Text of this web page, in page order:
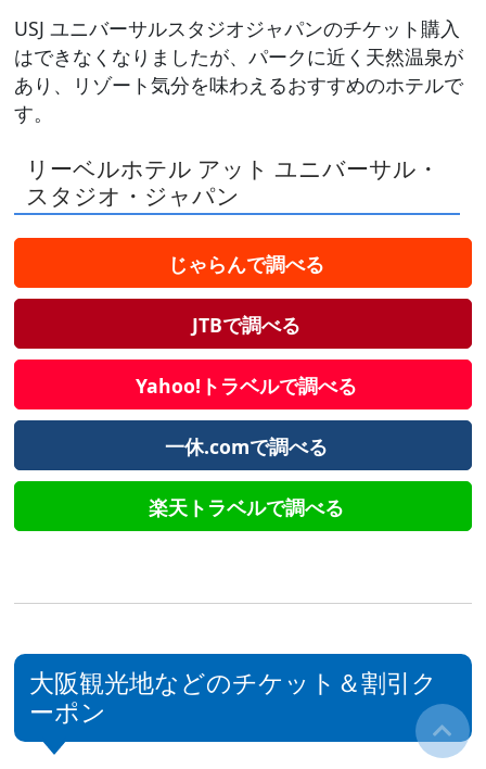
USJ ユニバーサルスタジオジャパンのチケット購入
はできなくなりましたが、パークに近く天然温泉が
あり、リゾート気分を味わえるおすすめのホテルで
す。
リーベルホテル アット ユニバーサル・
スタジオ・ジャパン
じゃらんで調べる
JTBで調べる
Yahoo!トラベルで調べる
一休.comで調べる
楽天トラベルで調べる
大阪観光地などのチケット＆割引ク
ーポン